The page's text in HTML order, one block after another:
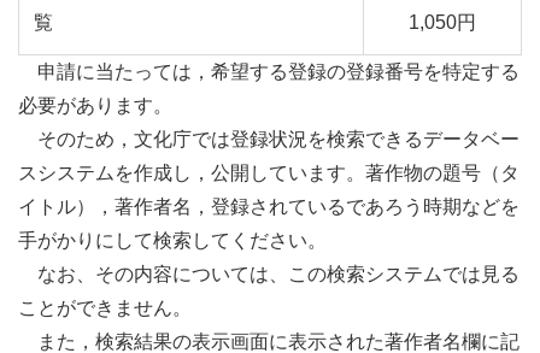
覧
1,050円
申請に当たっては，希望する登録の登録番号を特定する
必要があります。
そのため，文化庁では登録状況を検索できるデータベー
スシステムを作成し，公開しています。著作物の題号（タ
イトル），著作者名，登録されているであろう時期などを
手がかりにして検索してください。
なお、その内容については、この検索システムでは見る
ことができません。
また，検索結果の表示画面に表示された著作者名欄に記